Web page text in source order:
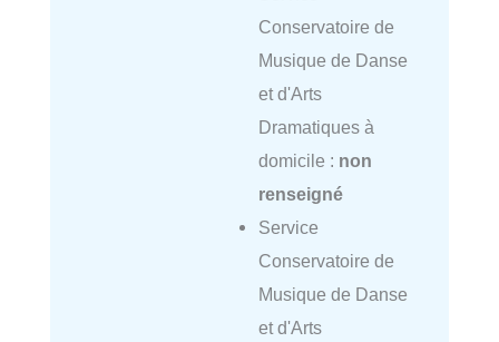
Conservatoire de
Musique de Danse
et d'Arts
Dramatiques à
domicile : non
renseigné
Service
Conservatoire de
Musique de Danse
et d'Arts